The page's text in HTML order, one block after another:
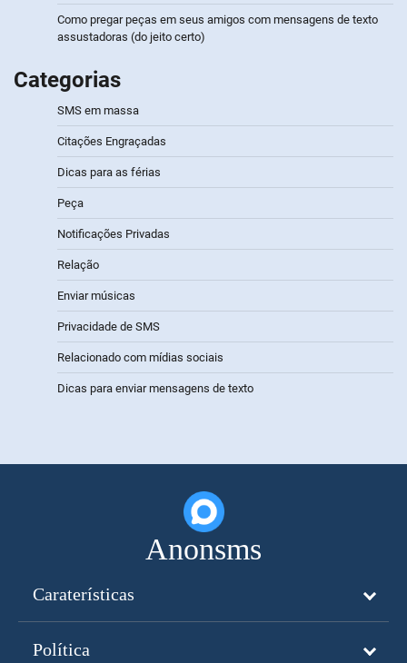
Como pregar peças em seus amigos com mensagens de texto
assustadoras (do jeito certo)
Categorias
SMS em massa
Citações Engraçadas
Dicas para as férias
Peça
Notificações Privadas
Relação
Enviar músicas
Privacidade de SMS
Relacionado com mídias sociais
Dicas para enviar mensagens de texto
Anonsms
Caraterísticas
Política